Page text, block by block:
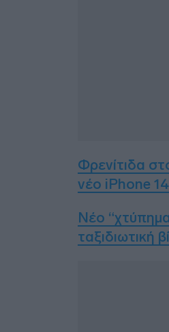
Φρενίτιδα
νέο iPhone 14
Νέο
ταξιδιωτική